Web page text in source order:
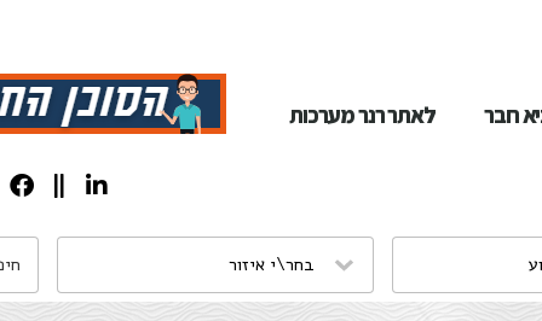
חבר לאתר רנר מערכות